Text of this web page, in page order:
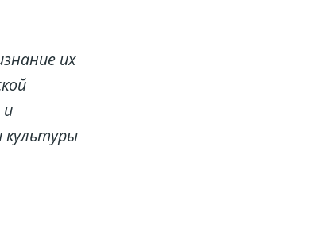
их
культуры